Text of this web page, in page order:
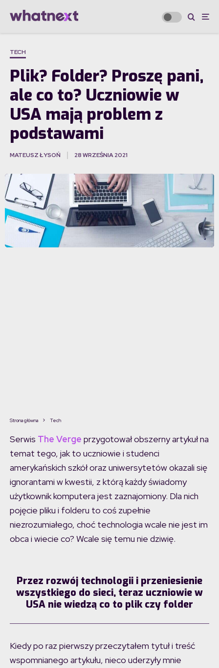
TECH
Plik? Folder? Proszę pani,
ale co to? Uczniowie w
USA mają problem z
podstawami
MATEUSZ ŁYSOŃ 28 WRZEŚNIA 2021
Strona główna Tech
Serwis The Verge przygotował obszerny artykuł na
temat tego, jak to uczniowie i studenci
amerykańskich szkół oraz uniwersytetów okazali się
ignorantami w kwestii, z którą każdy świadomy
użytkownik komputera jest zaznajomiony. Dla nich
pojęcie pliku i folderu to coś zupełnie
niezrozumiałego, choć technologia wcale nie jest im
obca i wiecie co? Wcale się temu nie dziwię.
Przez rozwój technologii i przeniesienie
wszystkiego do sieci, teraz uczniowie w
USA nie wiedzą co to plik czy folder
Kiedy po raz pierwszy przeczytałem tytuł i treść
wspomnianego artykułu, nieco uderzyły mnie